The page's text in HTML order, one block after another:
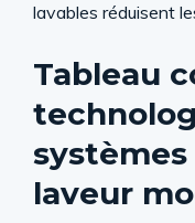
lavables réduisent
Tableau
laveur